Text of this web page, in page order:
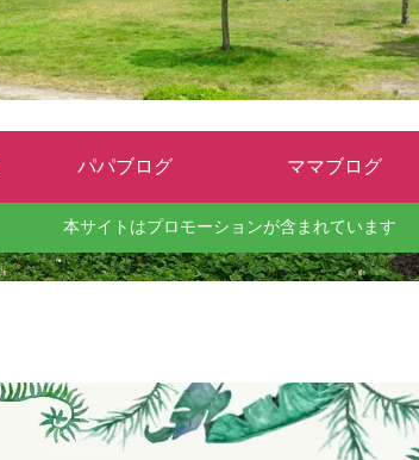
パパブログ ママブログ
本サイトはプロモーションが含まれています